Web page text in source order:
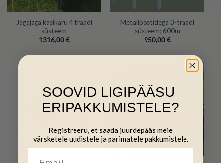
Jagajaga käsikäru 4 traadi
süsteem
1316,00€
Metallpostidega 3-traadi
süsteem; 600m
950,00€
SOOVID LIGIPÄÄSU
ERIPAKKUMISTELE?
Registreeru, et saada juurdepääs meie
värsketele uudistele ja parimatele pakkumistele.